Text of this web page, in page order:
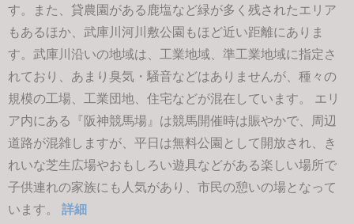
す。また、貸農園がある鹿塩など緑が多く残されたエリア
もあるほか、武庫川河川敷公園もほど近い距離にありま
す。武庫川沿いの地域は、工業地域、準工業地域に指定さ
れており、あまり臭気・騒音などはありませんが、種々の
規模の工場、工業団地、住宅などが混在しています。 エリ
ア内にある『阪神競馬場』は競馬開催時は賑やかで、周辺
道路が混雑しますが、平日は無料公園として開放され、き
れいな芝生広場やおもしろい遊具などがある楽しい場所で
子供連れの家族にも人気があり、市民の憩いの場となって
います。 詳細